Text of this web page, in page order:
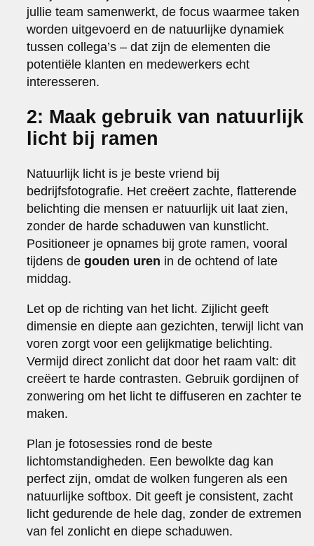
jullie team samenwerkt, de focus waarmee taken
worden uitgevoerd en de natuurlijke dynamiek
tussen collega’s – dat zijn de elementen die
potentiële klanten en medewerkers echt
interesseren.
2: Maak gebruik van natuurlijk
licht bij ramen
Natuurlijk licht is je beste vriend bij
bedrijfsfotografie. Het creëert zachte, flatterende
belichting die mensen er natuurlijk uit laat zien,
zonder de harde schaduwen van kunstlicht.
Positioneer je opnames bij grote ramen, vooral
tijdens degouden uren in de ochtend of late
middag.
Let op de richting van het licht. Zijlicht geeft
dimensie en diepte aan gezichten, terwijl licht van
voren zorgt voor een gelijkmatige belichting.
Vermijd direct zonlicht dat door het raam valt: dit
creëert te harde contrasten. Gebruik gordijnen of
zonwering om het licht te diffuseren en zachter te
maken.
Plan je fotosessies rond de beste
lichtomstandigheden. Een bewolkte dag kan
perfect zijn, omdat de wolken fungeren als een
natuurlijke softbox. Dit geeft je consistent, zacht
licht gedurende de hele dag, zonder de extremen
van fel zonlicht en diepe schaduwen.